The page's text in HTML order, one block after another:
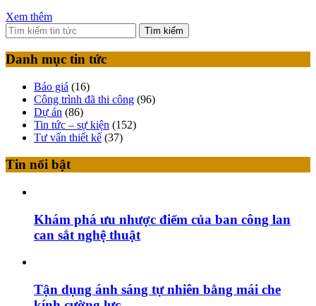
Xem thêm
Tìm kiếm
Danh mục tin tức
Báo giá (16)
Công trình đã thi công (96)
Dự án (86)
Tin tức – sự kiện (152)
Tư vấn thiết kế (37)
Tin nổi bật
Khám phá ưu nhược điểm của ban công lan
can sắt nghệ thuật
Tận dụng ánh sáng tự nhiên bằng mái che